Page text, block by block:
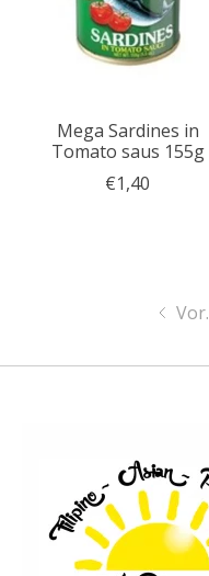
Mega Sardines in
Tomato saus 155g
€1,40
Vor.